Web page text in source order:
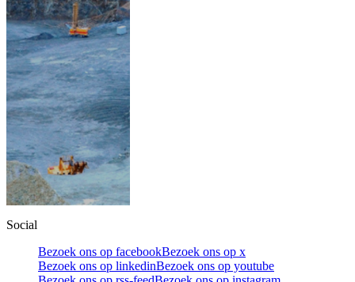
Social
Bezoek ons op facebookBezoek ons op x
Bezoek ons op linkedinBezoek ons op youtube